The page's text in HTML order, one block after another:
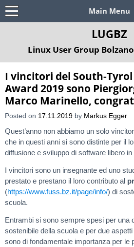
Main Menu
LUGBZ
Linux User Group
I vincitori del South-
Award 2019 sono
Marco Marinello,
Posted on 17.11.2019 by Markus Egger
Quest’anno non abbiamo un solo
che in questi anni si sono distinte per il
diffusione e sviluppo di software libero
I vincitori sono un insegnante ed uno
prestato e prestano il loro contributo al
(https://www.fuss.bz.it/page/info/) di
scuola.
Entrambi si sono sempre spesi per una
sostenibile della scuola e per due
sono di fondamentale importanza per le